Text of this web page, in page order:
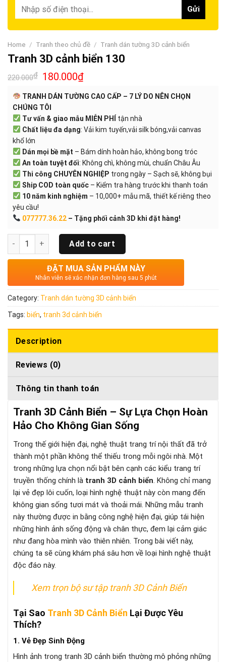
Home / Tranh theo chủ đề / Tranh dán tường 3D cảnh biển
Tranh 3D cảnh biển 130
220.000₫ 180.000₫
TRANH DÁN TƯỜNG CAO CẤP – 7 LÝ DO NÊN CHỌN
CHÚNG TÔI
Tư vấn & giao mẫu MIỄN PHÍ tận nhà
Chất liệu đa dạng: Vải kim tuyến,vải silk bóng,vải canvas
khổ lớn
Dán mọi bề mặt – Bám dính hoàn hảo, không bong tróc
An toàn tuyệt đối: Không chì, không mùi, chuẩn Châu Âu
Thi công CHUYÊN NGHIỆP trong ngày – Sạch sẽ, không bụi
Ship COD toàn quốc– Kiểm tra hàng trước khi thanh toán
10 năm kinh nghiệm – 10,000+ mẫu mã, thiết kế riêng theo
yêu cầu!
077777.36.22– Tặng phối cảnh 3D khi đặt hàng!
Quantity Add to cart
ĐẶT MUA SẢN PHẨM NÀY
Nhân viên sẽ xác nhận đơn hàng sau 5 phút
Category: Tranh dán tường 3D cảnh biển
Tags: biển, tranh 3d cảnh biển
Description
Reviews (0)
Thông tin thanh toán
Tranh 3D Cảnh Biển – Sự Lựa Chọn Hoàn
Hảo Cho Không Gian Sống
Trong thế giới hiện đại, nghệ thuật trang trí nội thất đã trở
thành một phần không thể thiếu trong mỗi ngôi nhà. Một
trong những lựa chọn nổi bật bên cạnh các kiểu trang trí
truyền thống chính là tranh 3D cảnh biển. Không chỉ mang
lại vẻ đẹp lôi cuốn, loại hình nghệ thuật này còn mang đến
không gian sống tươi mát và thoải mái. Những mẫu tranh
này thường được in bằng công nghệ hiện đại, giúp tái hiện
những hình ảnh sống động và chân thực, đem lại cảm giác
như đang hòa mình vào thiên nhiên. Trong bài viết này,
chúng ta sẽ cùng khám phá sâu hơn về loại hình nghệ thuật
độc đáo này.
Xem trọn bộ sư tập tranh 3D Cảnh Biển
Tại Sao Tranh 3D Cảnh Biển Lại Được Yêu
Thích?
1. Vẻ Đẹp Sinh Động
Hình ảnh trong tranh 3D cảnh biển thường mô phỏng những